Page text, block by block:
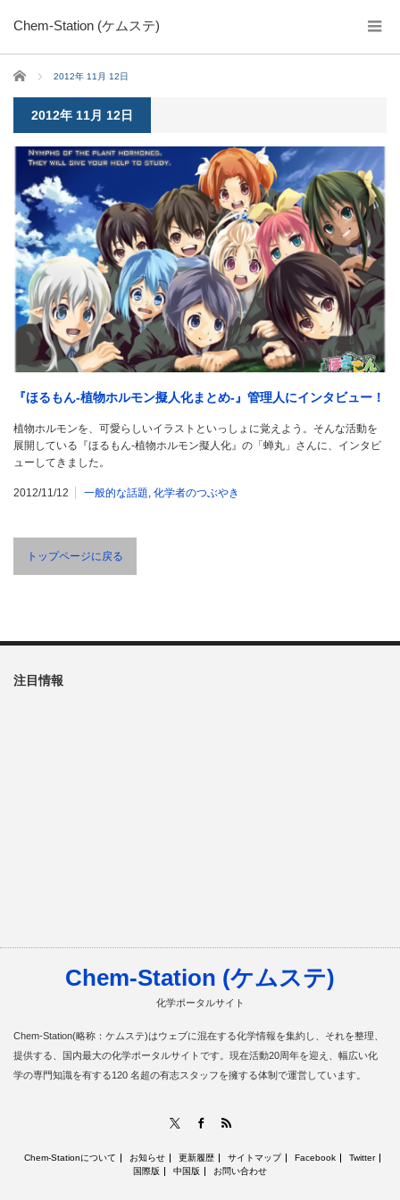
Chem-Station (ケムステ)
ホーム 2012年 11月 12日
2012年 11月 12日
『ほるもん-植物ホルモン擬人化まとめ-』管理人にインタビュー！
植物ホルモンを、可愛らしいイラストといっしょに覚えよう。そんな活動を
展開している『ほるもん-植物ホルモン擬人化』の「蝉丸」さんに、インタビ
ューしてきました。
2012/11/12 一般的な話題, 化学者のつぶやき
トップページに戻る
注目情報
Chem-Station (ケムステ)
化学ポータルサイト
Chem-Station(略称：ケムステ)はウェブに混在する化学情報を集約し、それを整理、
提供する、国内最大の化学ポータルサイトです。現在活動20周年を迎え、幅広い化
学の専門知識を有する120 名超の有志スタッフを擁する体制で運営しています。
Facebook
Chem-Stationについて お知らせ 更新履歴 サイトマップ Facebook
Twitter
国際版
中国版 お問い合わせ